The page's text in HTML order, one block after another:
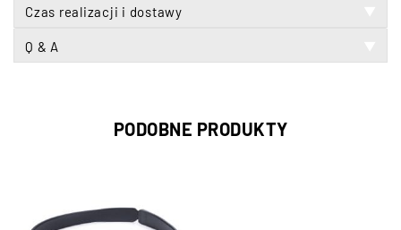
Czas realizacji i dostawy
Q & A
PODOBNE PRODUKTY